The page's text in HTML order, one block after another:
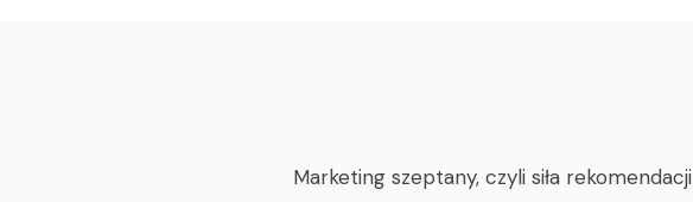
Marketing szeptany, czyli siła rekomendacji